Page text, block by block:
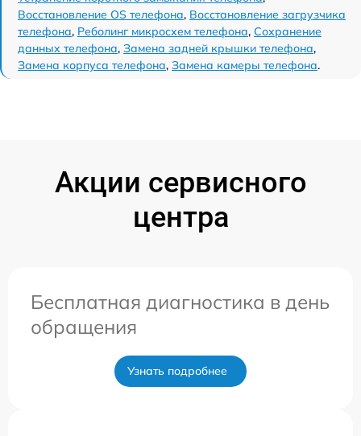
Восстановление OS телефона, Восстановление загрузчика
телефона, Реболинг микросхем телефона, Сохранение
данных телефона, Замена задней крышки телефона,
Замена корпуса телефона, Замена камеры телефона.
Акции сервисного
центра
Бесплатная диагностика в день
обращения
Узнать подробнее